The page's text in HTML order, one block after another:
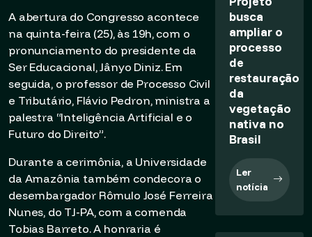
A abertura do Congresso acontece
na quinta-feira (25), às 19h, com o
pronunciamento do presidente da
Ser Educacional, Jânyo Diniz. Em
seguida, o professor de Processo Civil
e Tributário, Flávio Pedron, ministra a
palestra “Inteligência Artificial e o
Futuro do Direito”.
Durante a cerimônia, a Universidade
da Amazônia também condecora o
desembargador Rômulo José Ferreira
Nunes, do TJ-PA, com a comenda
Tobias Barreto. A honraria é
busca
ampliar o
processo
de
restauração
da
vegetação
nativa no
Brasil
Ler
notícia